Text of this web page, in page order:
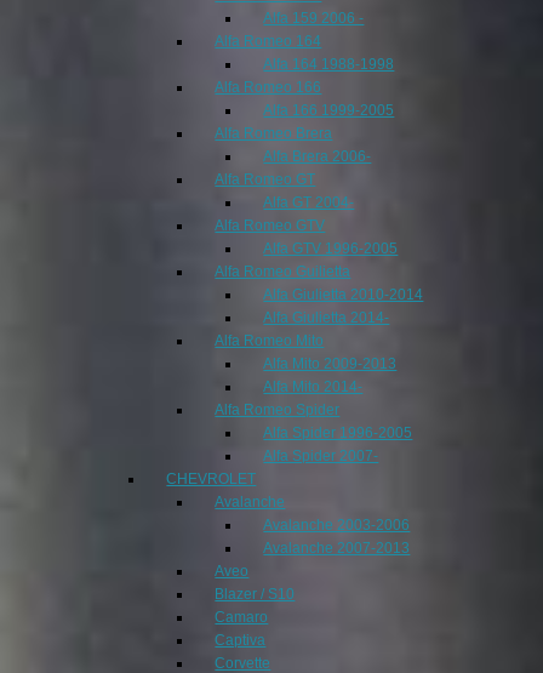
Alfa 159 2006 -
Alfa Romeo 164
Alfa 164 1988-1998
Alfa Romeo 166
Alfa 166 1999-2005
Alfa Romeo Brera
Alfa Brera 2006-
Alfa Romeo GT
Alfa GT 2004-
Alfa Romeo GTV
Alfa GTV 1996-2005
Alfa Romeo Guilietta
Alfa Giulietta 2010-2014
Alfa Giulietta 2014-
Alfa Romeo Mito
Alfa Mito 2009-2013
Alfa Mito 2014-
Alfa Romeo Spider
Alfa Spider 1996-2005
Alfa Spider 2007-
CHEVROLET
Avalanche
Avalanche 2003-2006
Avalanche 2007-2013
Aveo
Blazer / S10
Camaro
Captiva
Corvette